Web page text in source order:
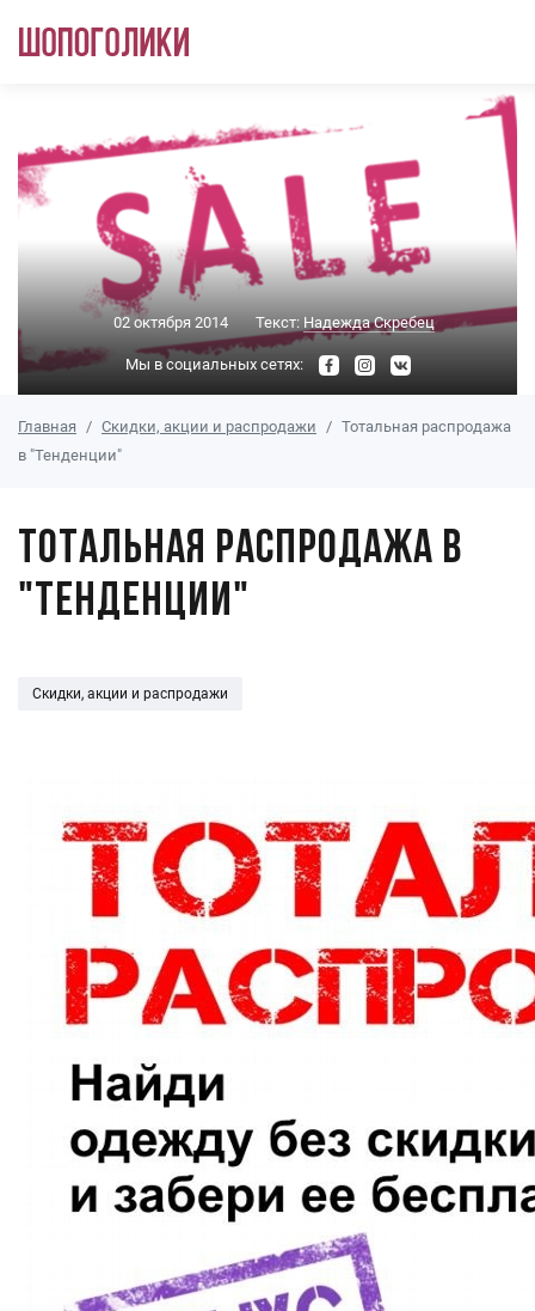
02 октября 2014 Текст: Надежда Скребец
Мы в социальных сетях:
Главная Скидки, акции и распродажи
Тотальная распродажа
в "Тенденции"
Тотальная распродажа в
"Тенденции"
Скидки, акции и распродажи